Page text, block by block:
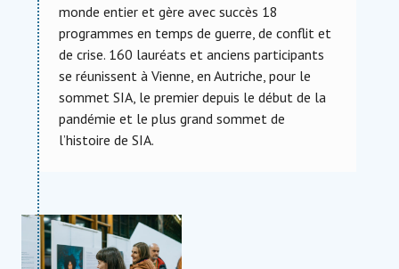
monde entier et gère avec succès 18
programmes en temps de guerre, de conflit et
de crise. 160 lauréats et anciens participants
se réunissent à Vienne, en Autriche, pour le
sommet SIA, le premier depuis le début de la
pandémie et le plus grand sommet de
l’histoire de SIA.